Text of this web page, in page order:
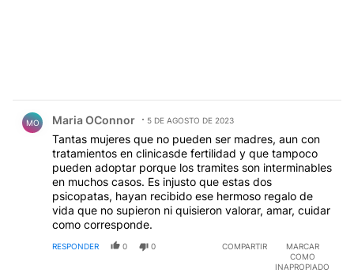
MO Maria OConnor 5 DE AGOSTO DE 2023
Tantas mujeres que no pueden ser madres, aun con
tratamientos en clinicasde fertilidad y que tampoco
pueden adoptar porque los tramites son interminables
en muchos casos. Es injusto que estas dos
psicopatas, hayan recibido ese hermoso regalo de
vida que no supieron ni quisieron valorar, amar, cuidar
como corresponde.
RESPONDER 0 0 COMPARTIR
MARCAR
COMO
INAPROPIADO